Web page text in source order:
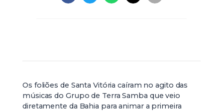
Os foliões de Santa Vitória caíram no agito das
músicas do Grupo de Terra Samba que veio
diretamente da Bahia para animar a primeira